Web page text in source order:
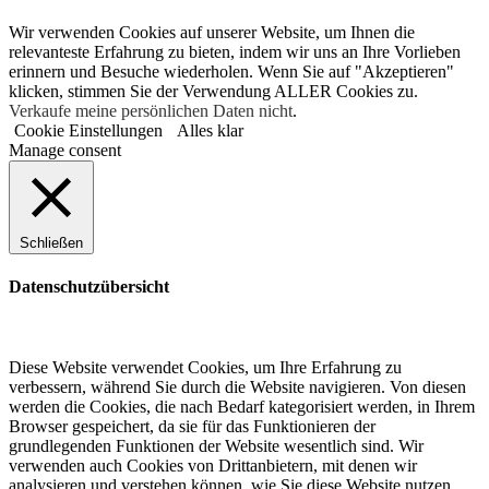
Wir verwenden Cookies auf unserer Website, um Ihnen die
relevanteste Erfahrung zu bieten, indem wir uns an Ihre Vorlieben
erinnern und Besuche wiederholen. Wenn Sie auf "Akzeptieren"
klicken, stimmen Sie der Verwendung ALLER Cookies zu.
Verkaufe meine persönlichen Daten nicht.
Cookie Einstellungen
Alles klar
Manage consent
Schließen
Datenschutzübersicht
Diese Website verwendet Cookies, um Ihre Erfahrung zu
verbessern, während Sie durch die Website navigieren. Von diesen
werden die Cookies, die nach Bedarf kategorisiert werden, in Ihrem
Browser gespeichert, da sie für das Funktionieren der
grundlegenden Funktionen der Website wesentlich sind. Wir
verwenden auch Cookies von Drittanbietern, mit denen wir
analysieren und verstehen können, wie Sie diese Website nutzen.